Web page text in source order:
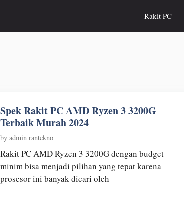
Rakit PC
Spek Rakit PC AMD Ryzen 3 3200G
Terbaik Murah 2024
by admin rantekno
Rakit PC AMD Ryzen 3 3200G dengan budget
minim bisa menjadi pilihan yang tepat karena
prosesor ini banyak dicari oleh